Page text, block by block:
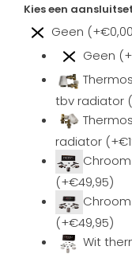
Kies een
Geen
Geen
tbv radiator
radiator
(+€49,95)
(+€49,95)
Wit